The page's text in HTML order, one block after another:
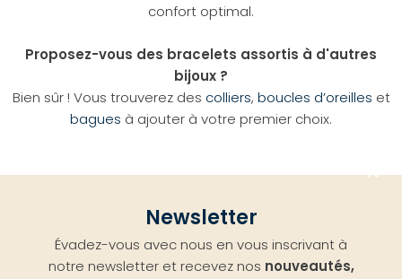
confort optimal.
Proposez-vous des bracelets assortis à d'autres
bijoux ?
Bien sûr ! Vous trouverez des colliers, boucles d’oreilles et
bagues à ajouter à votre premier choix.
Newsletter
Évadez-vous avec nous en vous inscrivant à
notre newsletter et recevez nos nouveautés,